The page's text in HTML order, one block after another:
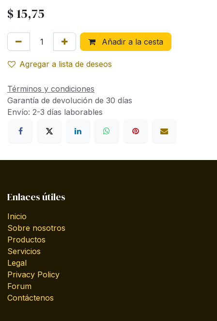
$ 15,75
Añadir a la cesta
Agregar a lista de deseos
Términos y condiciones
Garantía de devolución de 30 días
Envío: 2-3 días laborables
Enlaces útiles
Inicio
Sobre nosotros
Productos
Servicios
Legal
Privacy Policy
Forum
Contáctenos